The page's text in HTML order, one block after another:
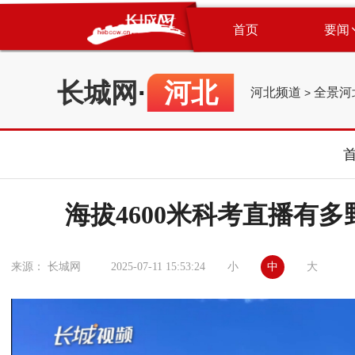
首页 要闻
长城网 · 河北 河北频道 > 全景河
海拔4600米科考直播有
来源： 长城网 2025-07-11 15:53:24 小 中 大